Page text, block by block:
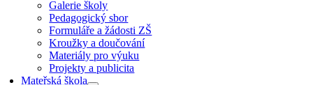
Galerie školy
Pedagogický sbor
Formuláře a žádosti ZŠ
Kroužky a doučování
Materiály pro výuku
Projekty a publicita
Mateřská škola